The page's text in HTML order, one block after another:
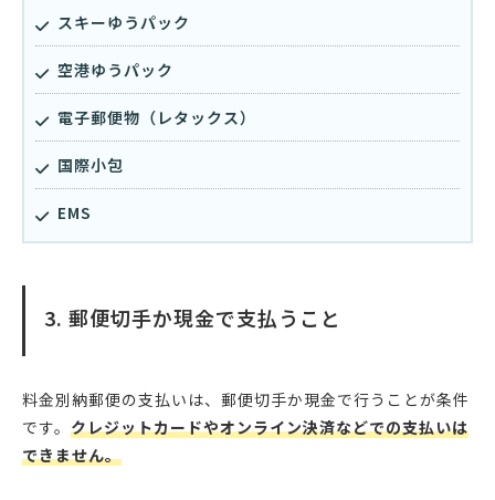
スキーゆうパック
空港ゆうパック
電子郵便物（レタックス）
国際小包
EMS
3. 郵便切手か現金で支払うこと
料金別納郵便の支払いは、郵便切手か現金で行うことが条件
です。 クレジットカードやオンライン決済などでの支払いは
できません。